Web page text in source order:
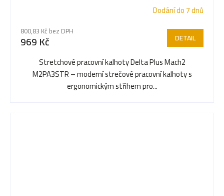
Dodání do 7 dnů
800,83 Kč bez DPH
969 Kč DETAIL
Stretchové pracovní kalhoty Delta Plus Mach2
M2PA3STR – moderní strečové pracovní kalhoty s
ergonomickým střihem pro...